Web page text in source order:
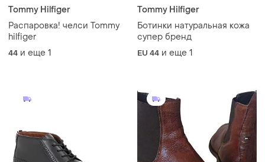
Tommy Hilfiger
Распаровка! челси Tommy
hilfiger
44 и еще 1
Tommy Hilfiger
Ботинки натуральная кожа
супер бренд
EU 44 и еще 1